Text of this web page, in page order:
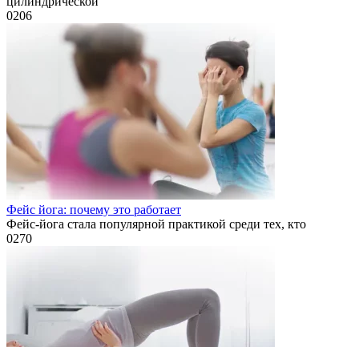
0206
Фейс йога: почему это работает
Фейс-йога стала популярной практикой среди тех, кто
0270